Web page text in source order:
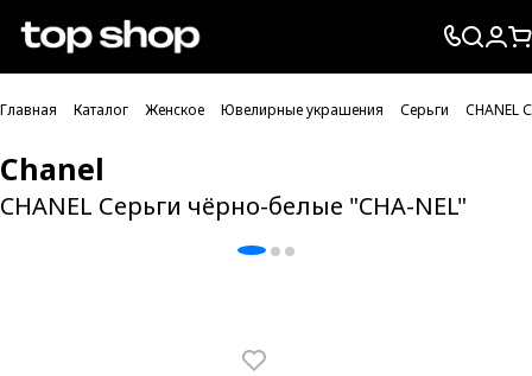
Проверка хлебных крошек
Главная Каталог Женское Ювелирные украшения Серьги CHANEL
Chanel
CHANEL Серьги чёрно-белые "CHA-NEL"